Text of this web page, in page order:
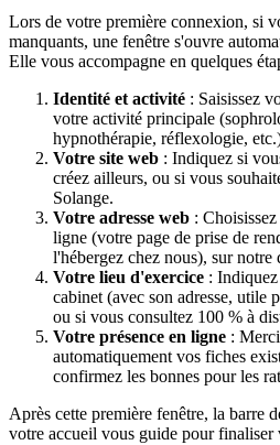
Lors de votre première connexion, si
manquants, une fenêtre s'ouvre
Elle vous accompagne en quelques
Identité et activité : Saisissez
votre activité principale
hypnothérapie, réflexologie,
Votre site web : Indiquez si
créez ailleurs, ou si vous
Solange.
Votre adresse web :
ligne (votre page de prise de
l'hébergez chez nous), sur notre
Votre lieu d'exercice :
cabinet (avec son adresse, utile
ou si vous consultez 100 % à
Votre présence en ligne :
automatiquement vos fiches
confirmez les bonnes pour les
Après cette première fenêtre, la barre
votre accueil vous guide pour